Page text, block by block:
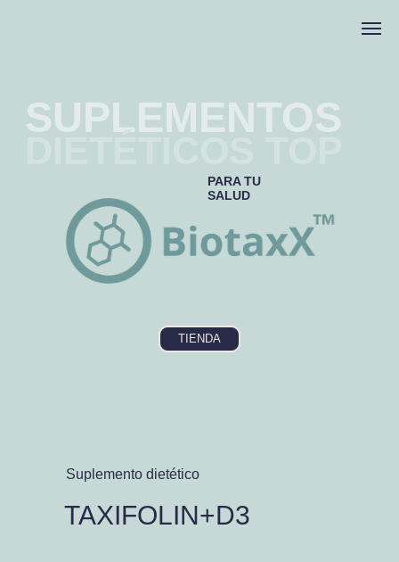
SUPLEMENTOS
PARA TU
SALUD
TIENDA
TAXIFOLIN+D3
Suplemento dietético